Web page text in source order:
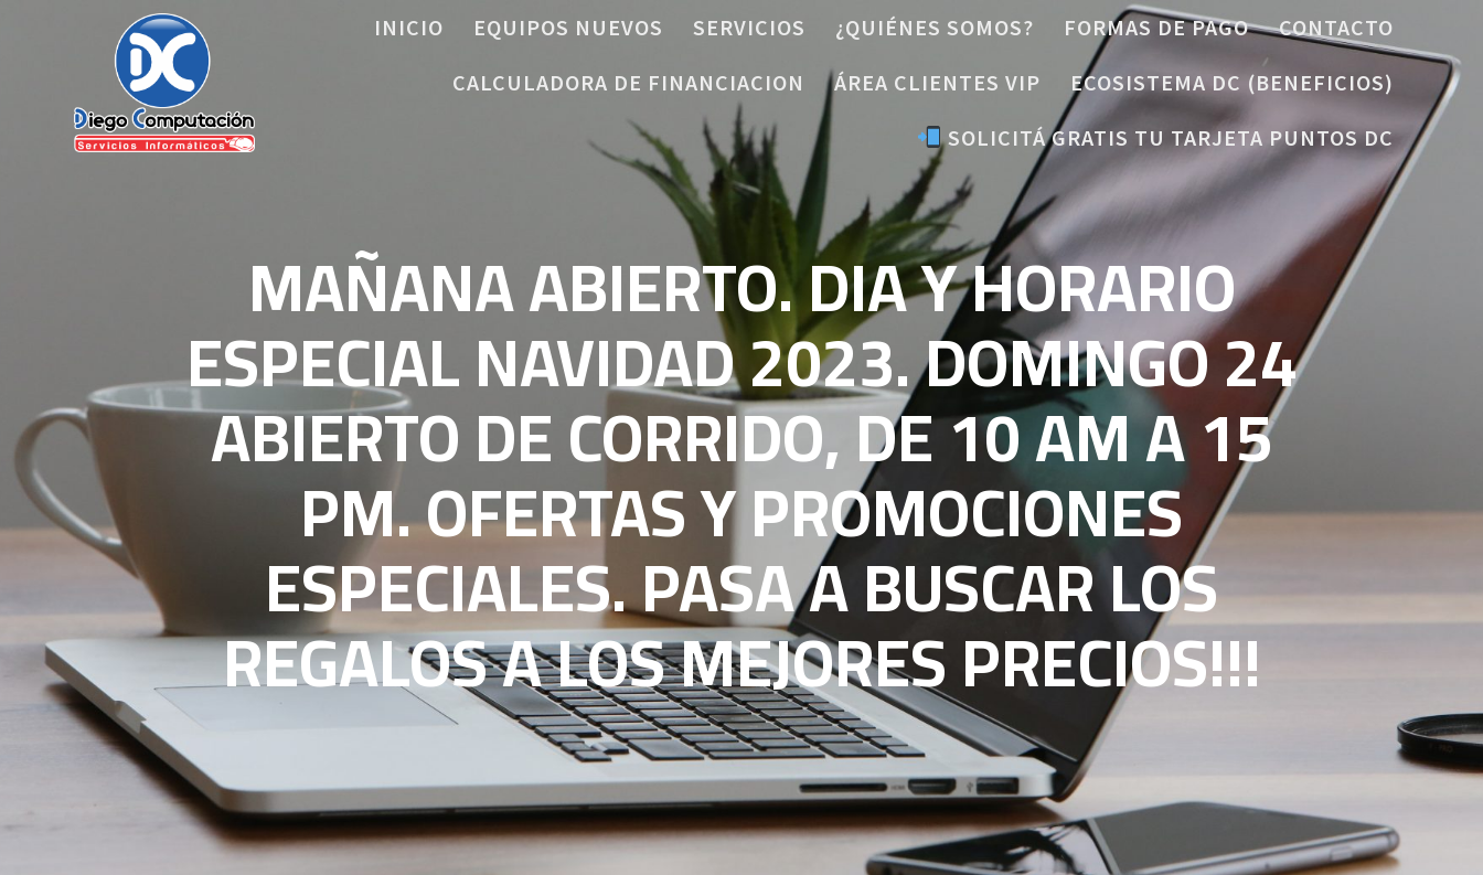
INICIO EQUIPOS NUEVOS SERVICIOS ¿QUIÉNES SOMOS? FORMAS DE PAGO
CONTACTO
CALCULADORA DE FINANCIACION
ÁREA CLIENTES VIP
ECOSISTEMA DC (BENEFICIOS)
SOLICITÁ GRATIS TU TARJETA PUNTOS DC
MAÑANA ABIERTO. DIA Y HORARIO
ESPECIAL NAVIDAD 2023. DOMINGO 24
ABIERTO DE CORRIDO, DE 10 AM A 15
PM. OFERTAS Y PROMOCIONES
ESPECIALES. PASA A BUSCAR LOS
REGALOS A LOS MEJORES PRECIOS!!!